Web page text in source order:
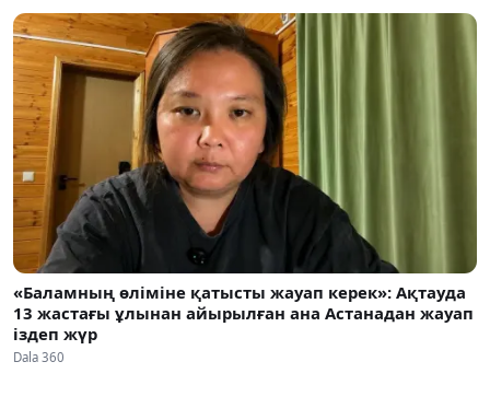
«Баламның өліміне қатысты жауап керек»: Ақтауда
13 жастағы ұлынан айырылған ана Астанадан жауап
іздеп жүр
Dala 360